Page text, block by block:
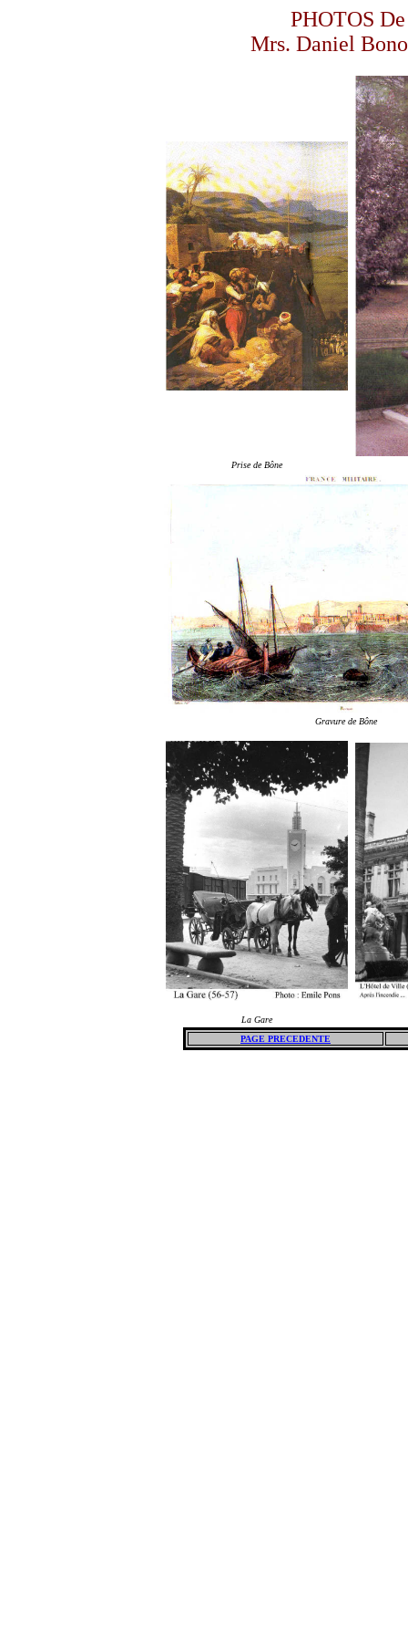
PHOTOS
Mrs. Daniel
Prise de Bône
Gravure de Bône
La Gare
PAGE PRECEDENTE